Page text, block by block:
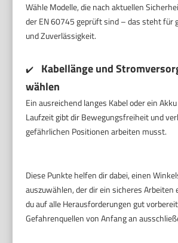
Wähle Modelle, die nach aktuellen
der EN 60745 geprüft sind – das steht für
und Zuverlässigkeit.
✔️
Kabellänge und
wählen
Ein ausreichend langes Kabel oder ein
Laufzeit gibt dir Bewegungsfreiheit und
gefährlichen Positionen arbeiten musst.
Diese Punkte helfen dir dabei, einen
auszuwählen, der dir ein sicheres Arbeiten
du auf alle Herausforderungen gut
Gefahrenquellen von Anfang an